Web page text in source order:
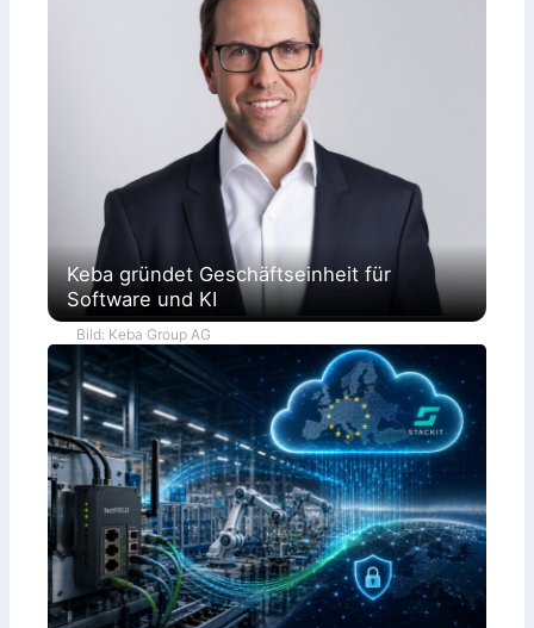
Keba gründet Geschäftseinheit für
Software und KI
Bild: Keba Group AG